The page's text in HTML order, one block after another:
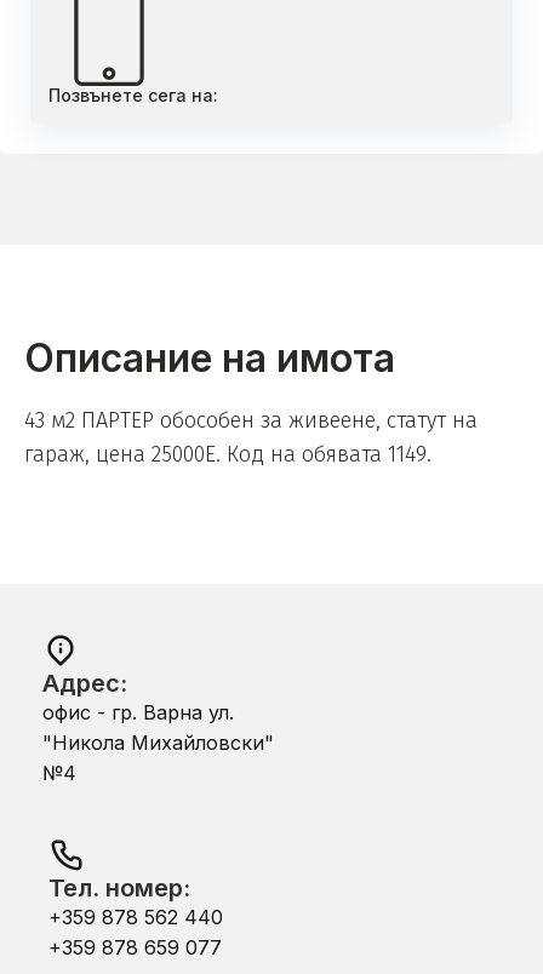
Позвънете сега на:
Описание на имота
43 м2 ПАРТЕР обособен за живеене, статут на
гараж, цена 25000Е. Код на обявата 1149.
Адрес:
офис - гр. Варна ул.
"Никола Михайловски"
№4
Тел. номер:
+359 878 562 440
+359 878 659 077